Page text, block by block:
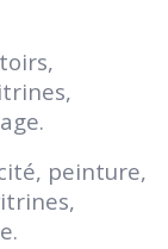
peinture,